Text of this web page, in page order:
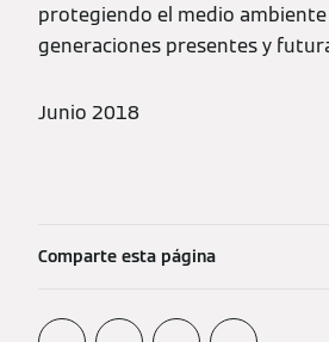
protegiendo el medio
generaciones presentes y
Junio 2018
Comparte esta página